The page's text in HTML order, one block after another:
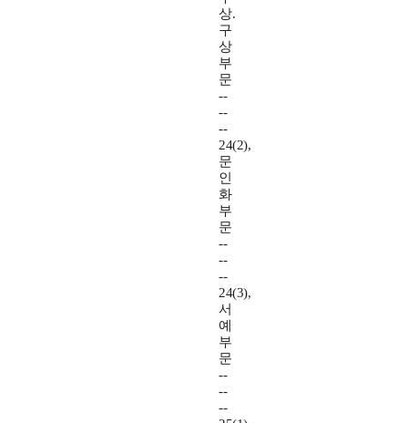
상.
구
상
부
문
--
--
--
24(2),
문
인
화
부
문
--
--
--
24(3),
서
예
부
문
--
--
--